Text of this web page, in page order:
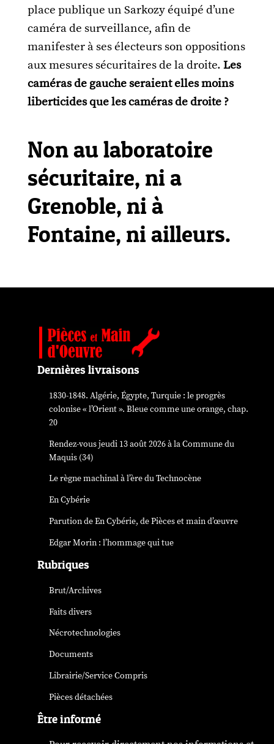
place publique un Sarkozy équipé d’une
caméra de surveillance, afin de
manifester à ses électeurs son oppositions
aux mesures sécuritaires de la droite.Les
caméras de gauche seraient elles moins
liberticides que les caméras de droite ?
Non au laboratoire
sécuritaire, ni a
Grenoble, ni à
Fontaine, ni ailleurs.
Dernières livraisons
1830-1848. Algérie, Égypte, Turquie : le progrès
colonise « l’Orient ». Bleue comme une orange, chap.
20
Rendez-vous jeudi 13 août 2026 à la Commune du
Maquis (34)
Le règne machinal à l’ère du Technocène
En Cybérie
Parution deEn Cybérie, de Pièces et main d’œuvre
Edgar Morin : l’hommage qui tue
Rubriques
Brut/Archives
Faits divers
Nécrotechnologies
Documents
Librairie/Service Compris
Pièces détachées
Être informé